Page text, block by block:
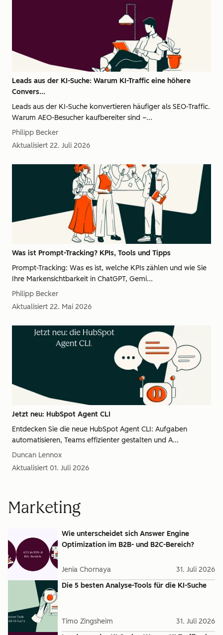
Leads aus der KI-Suche: Warum KI-Traffic eine höhere
Convers...
Leads aus der KI-Suche konvertieren häufiger als SEO-Traffic.
Warum AEO-Besucher kaufbereiter sind –...
Philipp Becker
Aktualisiert 22. Juli 2026
Was ist Prompt-Tracking? KPIs, Tools und Tipps
Prompt-Tracking: Was es ist, welche KPIs zählen und wie Sie
Ihre Markensichtbarkeit in ChatGPT, Gemi...
Philipp Becker
Aktualisiert 22. Mai 2026
Jetzt neu: HubSpot Agent CLI
Entdecken Sie die neue HubSpot Agent CLI: Aufgaben
automatisieren, Teams effizienter gestalten und A...
Duncan Lennox
Aktualisiert 01. Juli 2026
Marketing
Wie unterscheidet sich Answer Engine
Optimization im B2B- und B2C-Bereich?
Jenia Chornaya
31. Juli 2026
Die 5 besten Analyse-Tools für die KI-Suche
Timo Zingsheim
31. Juli 2026